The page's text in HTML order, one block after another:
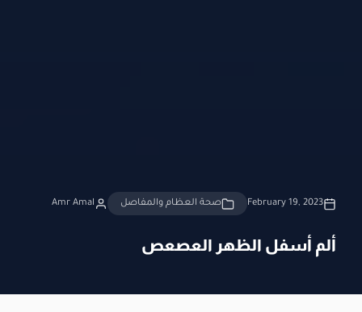
February 19, 2023 صحة العظام والمفاصل Amr Amal
ألم أسفل الظهر العصعص